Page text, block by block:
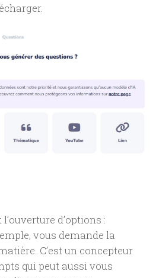
d’options :
vous demande la
C’est un concepteur
qui peut aussi vous